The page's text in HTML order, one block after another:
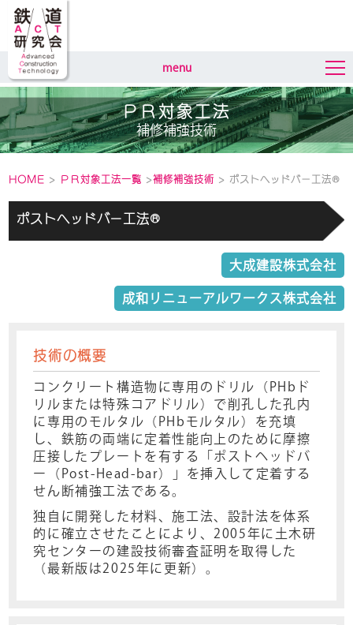
menu
ＰＲ対象工法
補修補強技術
HOME > ＰＲ対象工法一覧 >補修補強技術 > ポストヘッドバー工法®
ポストヘッドバー工法®
大成建設株式会社
成和リニューアルワークス株式会社
技術の概要
コンクリート構造物に専用のドリル（PHbド
リルまたは特殊コアドリル）で削孔した孔内
に専用のモルタル（PHbモルタル）を充填
し、鉄筋の両端に定着性能向上のために摩擦
圧接したプレートを有する「ポストヘッドバ
ー（Post-Head-bar）」を挿入して定着する
せん断補強工法である。
独自に開発した材料、施工法、設計法を体系
的に確立させたことにより、2005年に土木研
究センターの建設技術審査証明を取得した
（最新版は2025年に更新）。